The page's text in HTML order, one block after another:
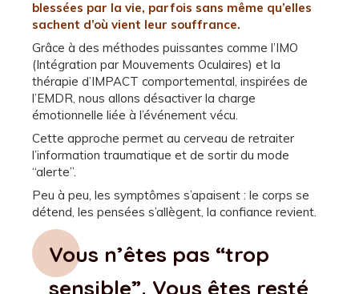
blessées par la vie, parfois sans même qu’elles
sachent d’où vient leur souffrance.
Grâce à des méthodes puissantes comme l’IMO
(Intégration par Mouvements Oculaires) et la
thérapie d’IMPACT comportemental, inspirées de
l’EMDR, nous allons désactiver la charge
émotionnelle liée à l’événement vécu.
Cette approche permet au cerveau de retraiter
l’information traumatique et de sortir du mode
“alerte”.
Peu à peu, les symptômes s’apaisent : le corps se
détend, les pensées s’allègent, la confiance revient.
Vous n’êtes pas “trop
sensible”. Vous êtes resté